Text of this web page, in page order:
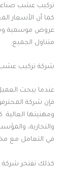
تركيب عشب صناعي
كما أن الأسعار
عروض موسمية
متناول الجميع.
شركة تركيب
عندما يبحث
فإن شركة
ومهنيتها
والتجارية،
في التعامل مع
كذلك تفتخر شركة